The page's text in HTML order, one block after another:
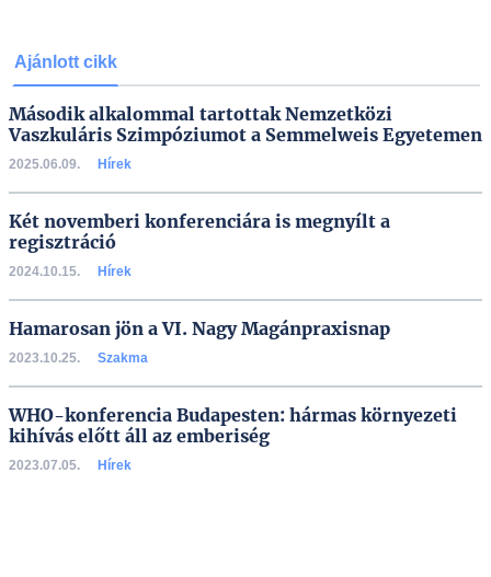
Ajánlott cikk
Második alkalommal tartottak Nemzetközi
Vaszkuláris Szimpóziumot a Semmelweis Egyetemen
2025.06.09. Hírek
Két novemberi konferenciára is megnyílt a
regisztráció
2024.10.15. Hírek
Hamarosan jön a VI. Nagy Magánpraxisnap
2023.10.25. Szakma
WHO-konferencia Budapesten: hármas környezeti
kihívás előtt áll az emberiség
2023.07.05. Hírek